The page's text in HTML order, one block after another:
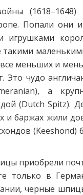
Попали они
меньших и
Это чудо
а
(Dutch Spitz).
и баржах жили
(Keeshond)
приобрели
только в
черные